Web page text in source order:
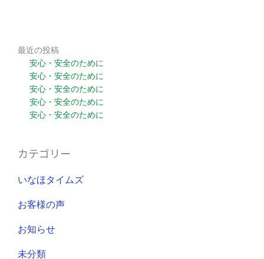
最近の投稿
安心・安全のために
安心・安全のために
安心・安全のために
安心・安全のために
安心・安全のために
カテゴリー
いなほタイムズ
お客様の声
お知らせ
未分類